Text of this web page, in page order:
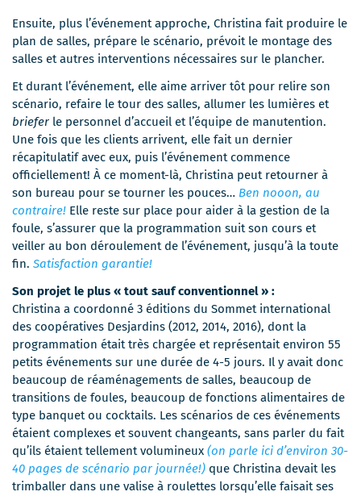
Ensuite, plus l’événement approche, Christina fait produire le
plan de salles, prépare le scénario, prévoit le montage des
salles et autres interventions nécessaires sur le plancher.
Et durant l’événement, elle aime arriver tôt pour relire son
scénario, refaire le tour des salles, allumer les lumières et
briefer le personnel d’accueil et l’équipe de manutention.
Une fois que les clients arrivent, elle fait un dernier
récapitulatif avec eux, puis l’événement commence
officiellement! À ce moment-là, Christina peut retourner à
son bureau pour se tourner les pouces… Ben nooon, au
contraire! Elle reste sur place pour aider à la gestion de la
foule, s’assurer que la programmation suit son cours et
veiller au bon déroulement de l’événement, jusqu’à la toute
fin. Satisfaction garantie!
Son projet le plus « tout sauf conventionnel » :
Christina a coordonné 3 éditions du Sommet international
des coopératives Desjardins (2012, 2014, 2016), dont la
programmation était très chargée et représentait environ 55
petits événements sur une durée de 4-5 jours. Il y avait donc
beaucoup de réaménagements de salles, beaucoup de
transitions de foules, beaucoup de fonctions alimentaires de
type banquet ou cocktails. Les scénarios de ces événements
étaient complexes et souvent changeants, sans parler du fait
qu’ils étaient tellement volumineux (on parle ici d’environ 30-
40 pages de scénario par journée!) que Christina devait les
trimballer dans une valise à roulettes lorsqu’elle faisait ses